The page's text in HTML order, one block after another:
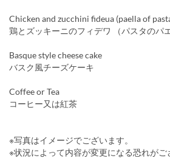
Chicken and zucchini fideua (paella of
鶏とズッキーニのフィデワ （パスタのパ
Basque style cheese cake
バスク風チーズケーキ
Coffee or Tea
コーヒー又は紅茶
※写真はイメージでございます。
※状況によって内容が変更になる恐れがご